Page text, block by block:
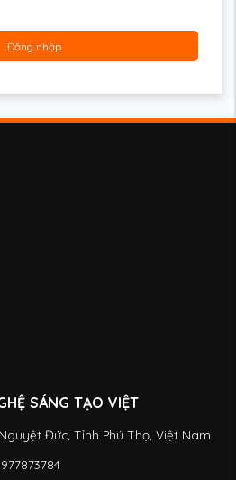
Đăng nhập
SÁNG TẠO VIỆT
Đức, Tỉnh Phú Thọ, Việt Nam